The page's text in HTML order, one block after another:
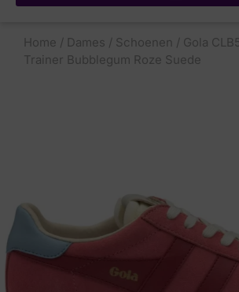
Home / Dames / Schoenen / Gola
Trainer Bubblegum Roze Suede